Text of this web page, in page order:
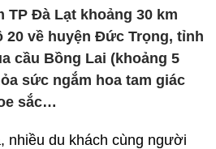
TP Đà Lạt khoảng 30 km
về huyện Đức Trọng, tỉnh
cầu Bồng Lai (khoảng 5
sức ngắm hoa tam giác
sắc…
nhiều du khách cùng người